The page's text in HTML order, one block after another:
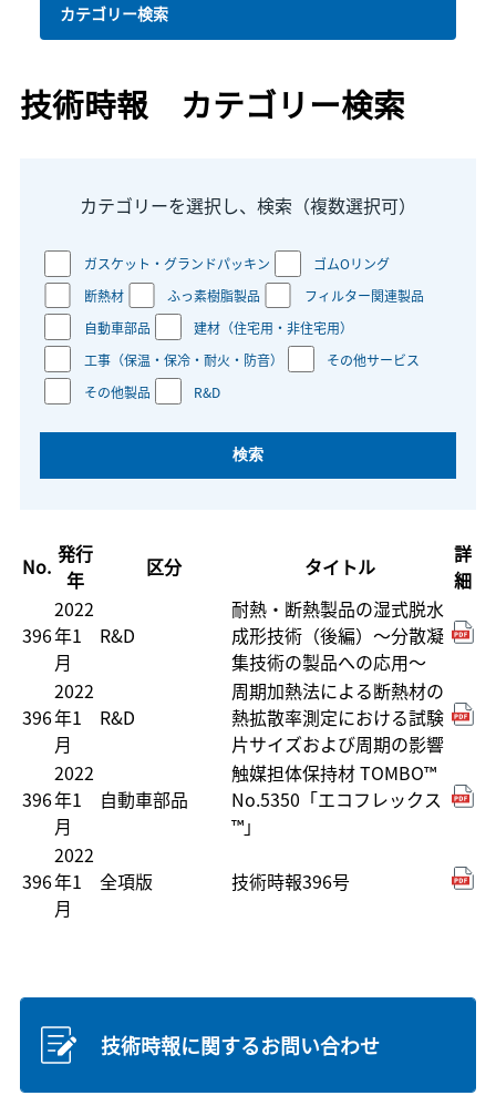
カテゴリー検索
技術時報 カテゴリー検索
カテゴリーを選択し、検索（複数選択可）
ガスケット・グランドパッキン
ゴムOリング
断熱材
ふっ素樹脂製品
フィルター関連製品
自動車部品
建材（住宅用・非住宅用）
工事（保温・保冷・耐火・防音）
その他サービス
その他製品
R&D
No. 発行
年
区分 タイトル
詳
細
396
2022
年1
月
R&D
耐熱・断熱製品の湿式脱水
成形技術（後編）～分散凝
集技術の製品への応用～
396
2022
年1
月
R&D
周期加熱法による断熱材の
熱拡散率測定における試験
片サイズおよび周期の影響
396
2022
年1
月
自動車部品
触媒担体保持材 TOMBO™
No.5350「エコフレックス
™」
396
2022
年1
月
全項版 技術時報396号
技術時報に関するお問い合わせ